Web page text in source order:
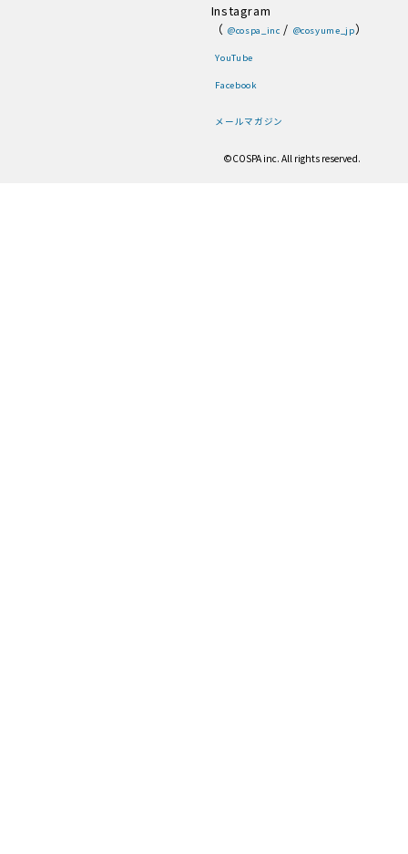
Instagram
（ @cospa_inc / @cosyume_jp）
YouTube
Facebook
メールマガジン
©COSPA inc. All rights reserved.